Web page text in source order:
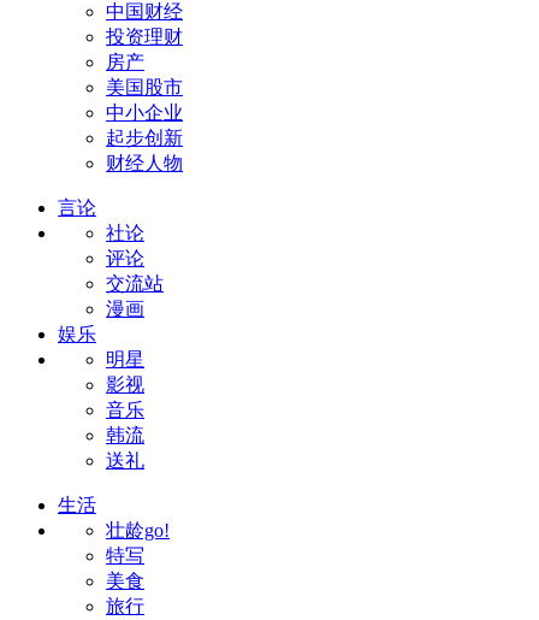
中国财经
投资理财
房产
美国股市
中小企业
起步创新
财经人物
言论
社论
评论
交流站
漫画
娱乐
明星
影视
音乐
韩流
送礼
生活
壮龄go!
特写
美食
旅行